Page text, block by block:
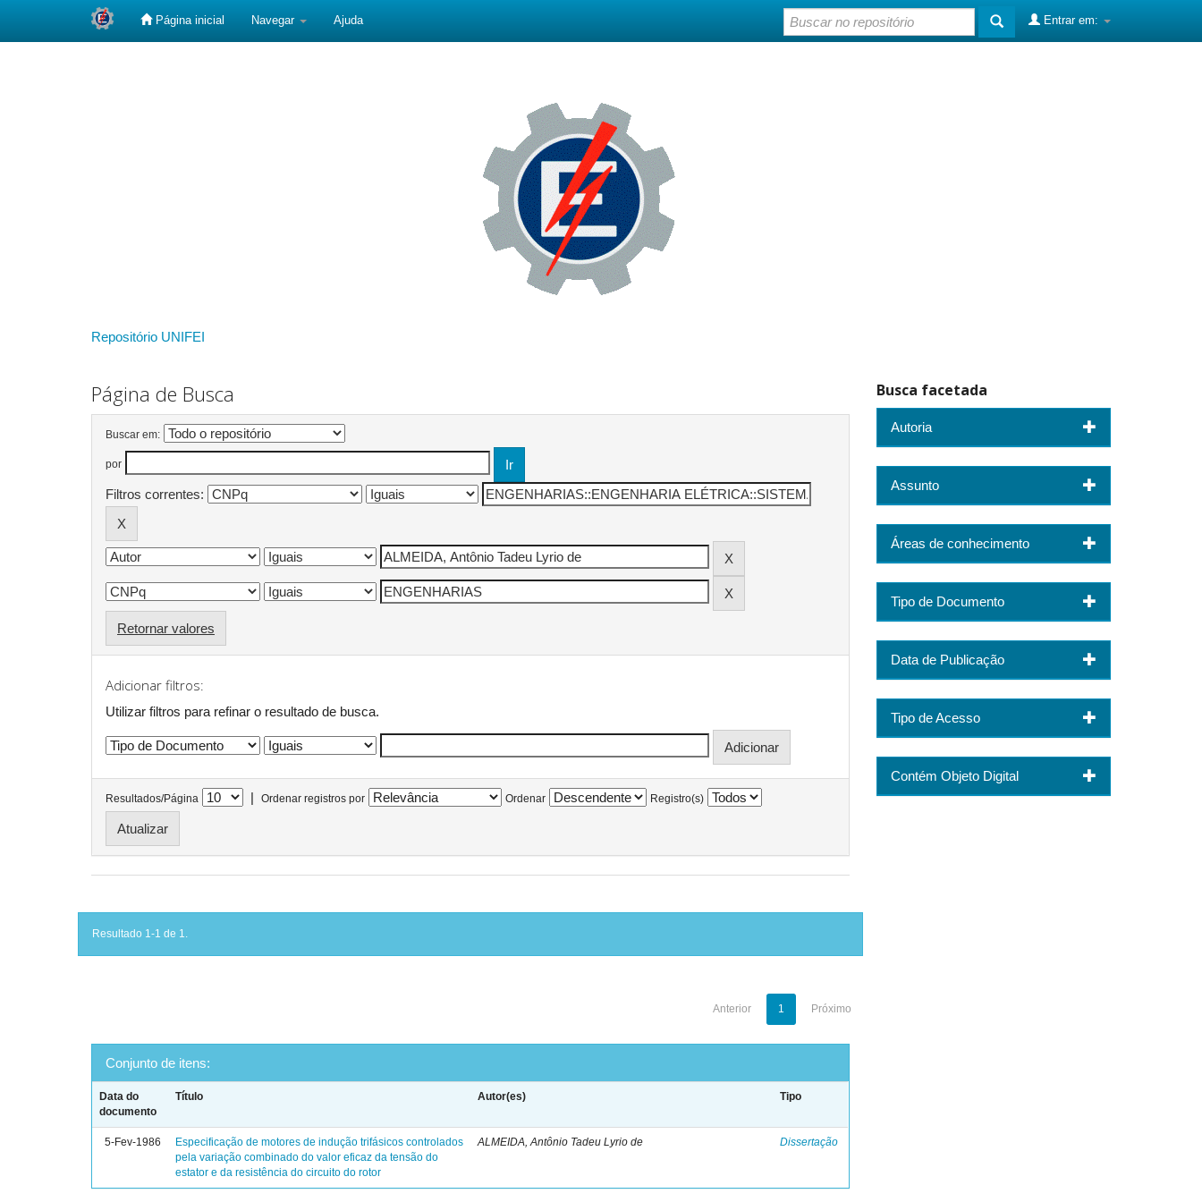
Página inicial Navegar Ajuda Entrar em:
Repositório UNIFEI
Página de Busca
Buscar em:
por
Filtros correntes:
Retornar valores
Adicionar filtros:
Utilizar filtros para refinar o resultado de busca.
Resultados/Página | Ordenar registros por Ordenar Registro(s)
Resultado 1-1 de 1.
Anterior 1 Próximo
Conjunto de itens:
Data do
documento
Título Autor(es) Tipo
5-Fev-1986
Especificação de motores de indução trifásicos controlados
pela variação combinado do valor eficaz da tensão do
estator e da resistência do circuito do rotor
ALMEIDA, Antônio Tadeu Lyrio de Dissertação
Busca facetada
Autoria
Assunto
Áreas de conhecimento
Tipo de Documento
Data de Publicação
Tipo de Acesso
Contém Objeto Digital